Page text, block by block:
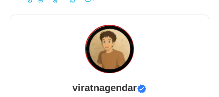
viratnagendar